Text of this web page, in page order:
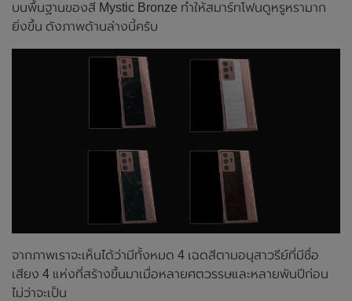
บนพื้นฐานของสี Mystic Bronze ทำให้สมาร์ทโฟนดูหรูหรามาก
ยิ่งขึ้น ดังภาพด้านล่างนี้ครับ
จากภาพเราจะเห็นได้ว่ามีทั้งหมด 4 เฉดสีตามอนุสาวรีย์ที่มีชื่อ
เสียง 4 แห่งที่สร้างขึ้นมาเมื่อหลายศตวรรษและหลายพันปีก่อน
ไม่ว่าจะเป็น